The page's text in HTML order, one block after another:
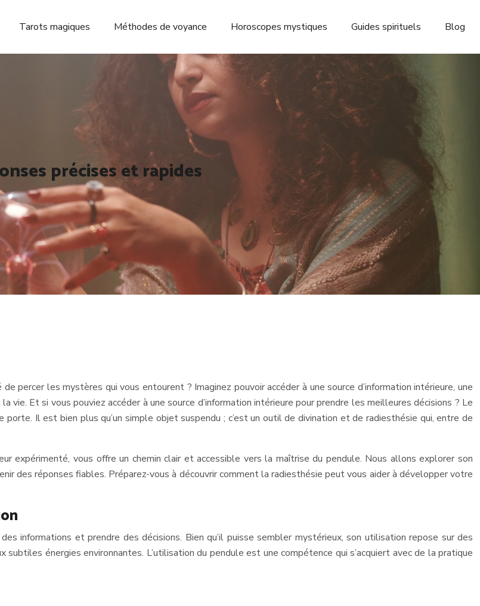
Tarots magiques Méthodes de voyance Horoscopes mystiques Guides spirituels Blog
précises et rapides
percer les mystères qui vous entourent ? Imaginez pouvoir accéder à une source d’information intérieure, une
Et si vous pouviez accéder à une source d’information intérieure pour prendre les meilleures décisions ? Le
Il est bien plus qu’un simple objet suspendu ; c’est un outil de divination et de radiesthésie qui, entre de
expérimenté, vous offre un chemin clair et accessible vers la maîtrise du pendule. Nous allons explorer son
des réponses fiables. Préparez-vous à découvrir comment la radiesthésie peut vous aider à développer votre
informations et prendre des décisions. Bien qu’il puisse sembler mystérieux, son utilisation repose sur des
subtiles énergies environnantes. L’utilisation du pendule est une compétence qui s’acquiert avec de la pratique